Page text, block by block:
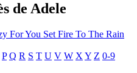
de Adele
For You Set Fire To The Rain
P Q R S T U V W X Y Z 0-9